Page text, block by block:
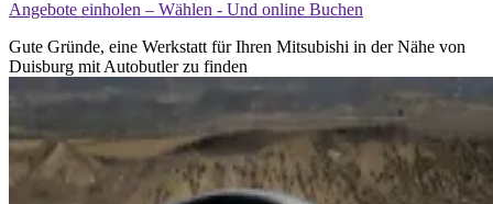
Angebote einholen – Wählen - Und online Buchen
Gute Gründe, eine Werkstatt für Ihren Mitsubishi in der Nähe von
Duisburg mit Autobutler zu finden